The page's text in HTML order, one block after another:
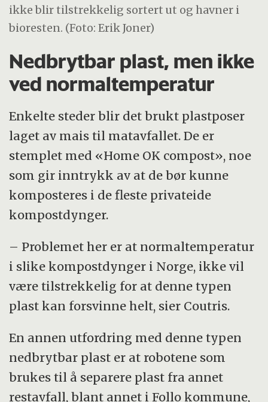
ikke blir tilstrekkelig sortert ut og havner i
bioresten. (Foto: Erik Joner)
Nedbrytbar plast, men ikke
ved normaltemperatur
Enkelte steder blir det brukt plastposer
laget av mais til matavfallet. De er
stemplet med «Home OK compost», noe
som gir inntrykk av at de bør kunne
komposteres i de fleste privateide
kompostdynger.
– Problemet her er at normaltemperatur
i slike kompostdynger i Norge, ikke vil
være tilstrekkelig for at denne typen
plast kan forsvinne helt, sier Coutris.
En annen utfordring med denne typen
nedbrytbar plast er at robotene som
brukes til å separere plast fra annet
restavfall, blant annet i Follo kommune,